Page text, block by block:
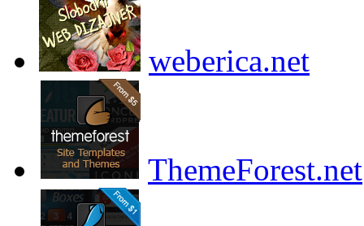
weberica.net
ThemeForest.net